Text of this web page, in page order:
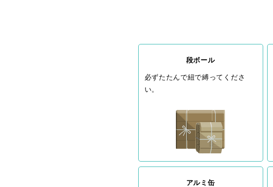
段ボール
必ずたたんで紐で縛ってくださ
い。
アルミ缶